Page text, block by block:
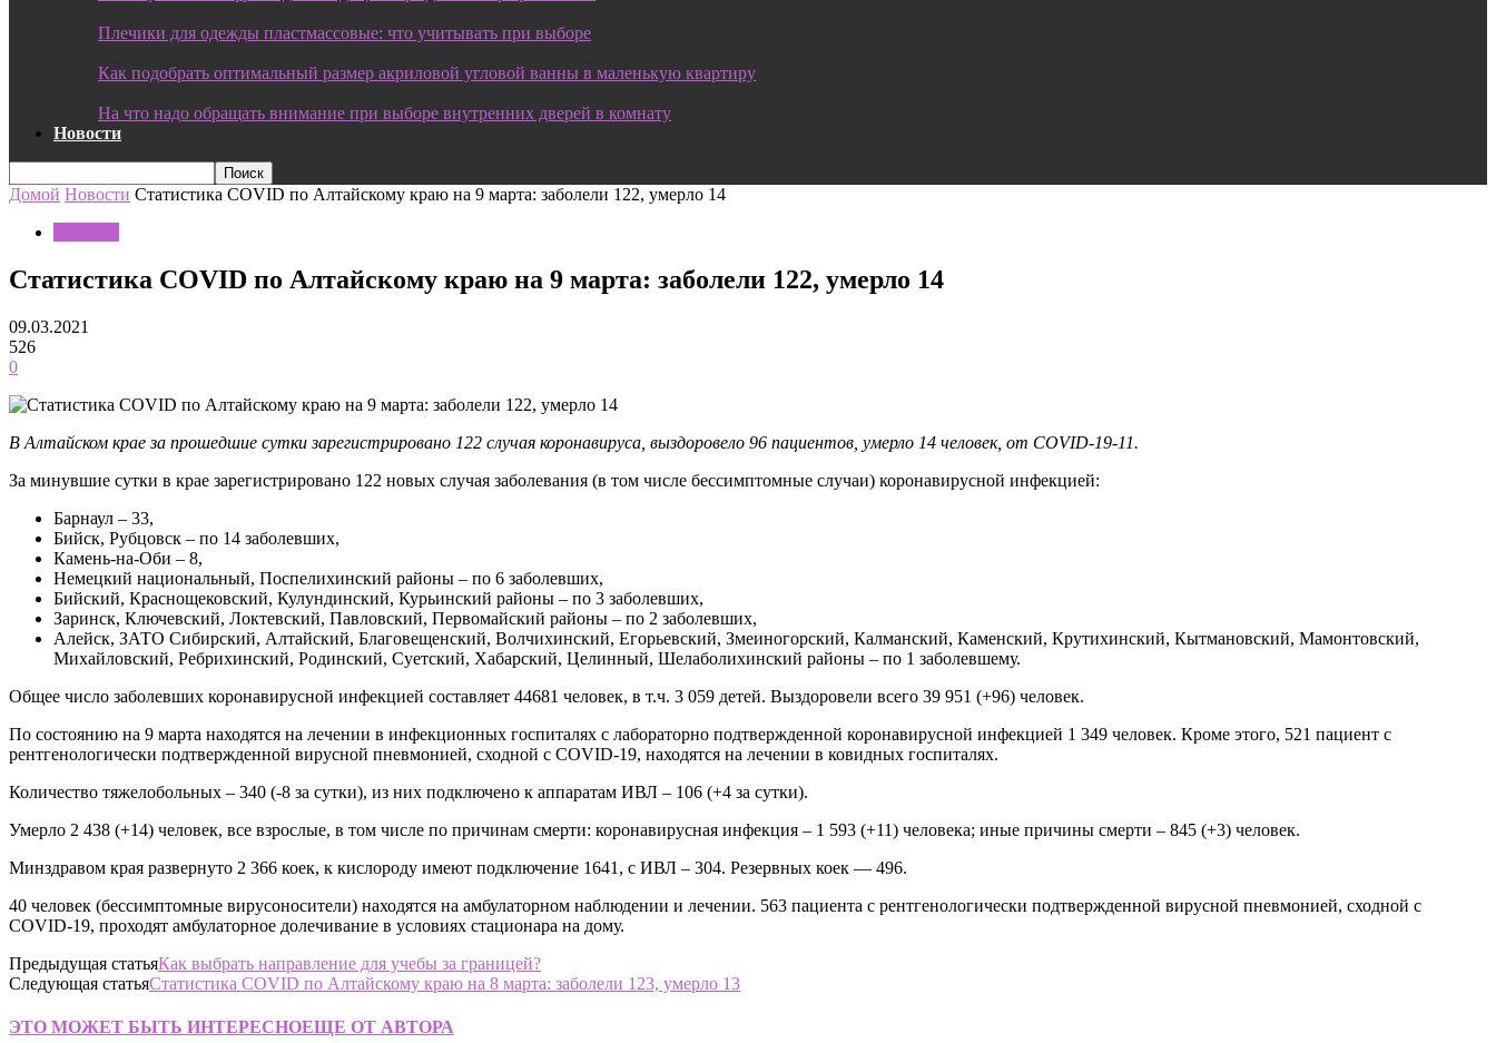
Плечики для одежды пластмассовые: что учитывать при выборе
Как подобрать оптимальный размер акриловой угловой ванны в маленькую квартиру
На что надо обращать внимание при выборе внутренних дверей в комнату
Новости
Домой Новости Статистика COVID по Алтайскому краю на 9 марта: заболели 122, умерло 14
Статистика COVID по Алтайскому краю на 9 марта: заболели 122, умерло 14
09.03.2021
526
0
В Алтайском крае за прошедшие сутки зарегистрировано 122 случая коронавируса, выздоровело 96 пациентов, умерло 14 человек, от COVID-19-11.
За минувшие сутки в крае зарегистрировано 122 новых случая заболевания (в том числе бессимптомные случаи) коронавирусной инфекцией:
Барнаул – 33,
Бийск, Рубцовск – по 14 заболевших,
Камень-на-Оби – 8,
Немецкий национальный, Поспелихинский районы – по 6 заболевших,
Бийский, Краснощековский, Кулундинский, Курьинский районы – по 3 заболевших,
Заринск, Ключевский, Локтевский, Павловский, Первомайский районы – по 2 заболевших,
Алейск, ЗАТО Сибирский, Алтайский, Благовещенский, Волчихинский, Егорьевский, Змеиногорский, Калманский, Каменский, Крутихинский, Кытмановский, Мамонтовский,
Михайловский, Ребрихинский, Родинский, Суетский, Хабарский, Целинный, Шелаболихинский районы – по 1 заболевшему.
Общее число заболевших коронавирусной инфекцией составляет 44681 человек, в т.ч. 3 059 детей. Выздоровели всего 39 951 (+96) человек.
По состоянию на 9 марта находятся на лечении в инфекционных госпиталях с лабораторно подтвержденной коронавирусной инфекцией 1 349 человек. Кроме этого, 521 пациент с
рентгенологически подтвержденной вирусной пневмонией, сходной с COVID-19, находятся на лечении в ковидных госпиталях.
Количество тяжелобольных – 340 (-8 за сутки), из них подключено к аппаратам ИВЛ – 106 (+4 за сутки).
Умерло 2 438 (+14) человек, все взрослые, в том числе по причинам смерти: коронавирусная инфекция – 1 593 (+11) человека; иные причины смерти – 845 (+3) человек.
Минздравом края развернуто 2 366 коек, к кислороду имеют подключение 1641, с ИВЛ – 304. Резервных коек — 496.
40 человек (бессимптомные вирусоносители) находятся на амбулаторном наблюдении и лечении. 563 пациента с рентгенологически подтвержденной вирусной пневмонией, сходной с
COVID-19, проходят амбулаторное долечивание в условиях стационара на дому.
Предыдущая статьяКак выбрать направление для учебы за границей?
Следующая статьяСтатистика COVID по Алтайскому краю на 8 марта: заболели 123, умерло 13
ЭТО МОЖЕТ БЫТЬ ИНТЕРЕСНОЕЩЕ ОТ АВТОРА